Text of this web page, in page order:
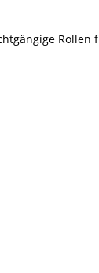
Rollen